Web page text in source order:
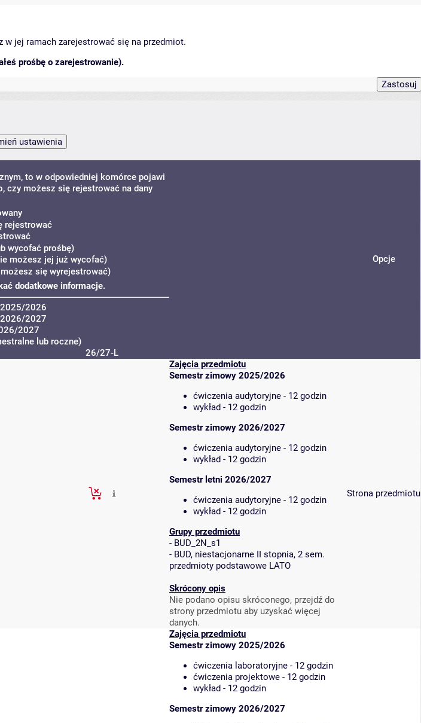
jej ramach zarejestrować się na przedmiot.
prośbę o zarejestrowanie).
to w odpowiedniej komórce pojawi
czy możesz się rejestrować na dany
rejestrować
wycofać prośbę)
możesz jej już wycofać)
się wyrejestrować)
dodatkowe informacje.
2026
2027
2027
lub roczne)
Opcje
26/27-L
Zajęcia przedmiotu
Semestr zimowy 2025/2026
ćwiczenia audytoryjne - 12 godzin
wykład - 12 godzin
Semestr zimowy 2026/2027
ćwiczenia audytoryjne - 12 godzin
wykład - 12 godzin
Semestr letni 2026/2027
ćwiczenia audytoryjne - 12 godzin
wykład - 12 godzin
Grupy przedmiotu
- BUD_2N_s1
- BUD, niestacjonarne II stopnia, 2 sem.
przedmioty podstawowe LATO
Skrócony opis
Nie podano opisu skróconego, przejdź do
strony przedmiotu aby uzyskać więcej
danych.
Strona przedmiotu
Zajęcia przedmiotu
Semestr zimowy 2025/2026
ćwiczenia laboratoryjne - 12 godzin
ćwiczenia projektowe - 12 godzin
wykład - 12 godzin
Semestr zimowy 2026/2027